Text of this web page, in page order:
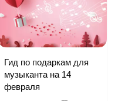
Гид по подаркам для
музыканта на 14
февраля